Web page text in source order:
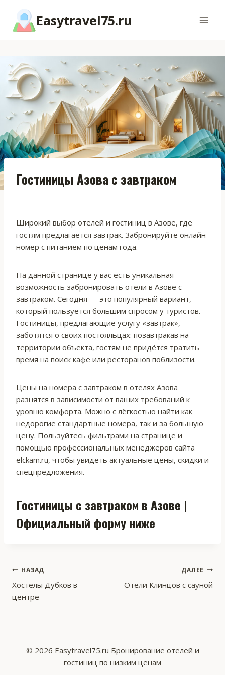
содержимому
Easytravel75.ru
Гостиницы Азова с завтраком
Широкий выбор отелей и гостиниц в Азове, где
гостям предлагается завтрак. Забронируйте онлайн
номер с питанием по ценам года.
На данной странице у вас есть уникальная
возможность забронировать отели в Азове с
завтраком. Сегодня — это популярный вариант,
который пользуется большим спросом у туристов.
Гостиницы, предлагающие услугу «завтрак»,
заботятся о своих постояльцах: позавтракав на
территории объекта, гостям не придётся тратить
время на поиск кафе или ресторанов поблизости.
Цены на номера с завтраком в отелях Азова
разнятся в зависимости от ваших требований к
уровню комфорта. Можно с лёгкостью найти как
недорогие стандартные номера, так и за большую
цену. Пользуйтесь фильтрами на странице и
помощью профессиональных менеджеров сайта
elckam.ru, чтобы увидеть актуальные цены, скидки и
спецпредложения.
Гостиницы с завтраком в Азове |
Официальный форму ниже
Навигация
по
НАЗАД
Хостелы Дубков в
центре
ДАЛЕЕ
Отели Клинцов с сауной
© 2026 Easytravel75.ru Бронирование отелей и
гостиниц по низким ценам